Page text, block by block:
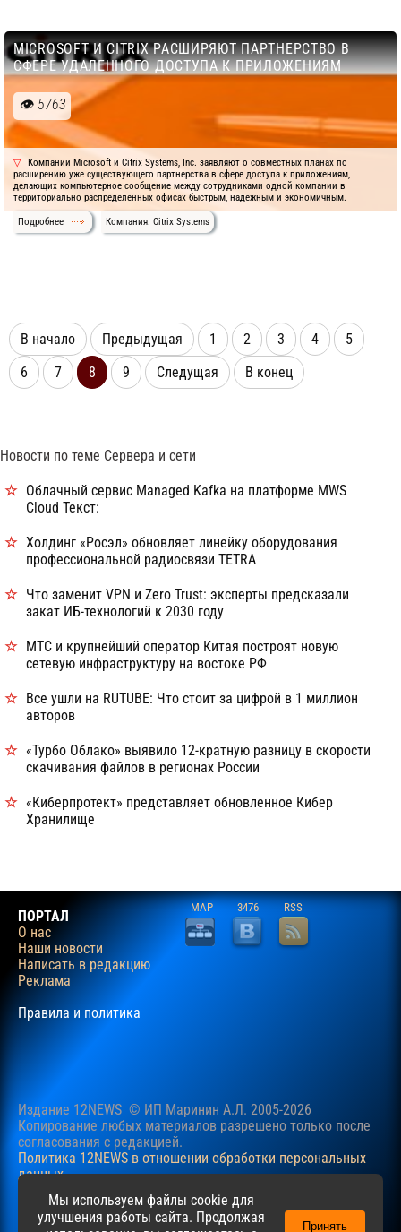
MICROSOFT И CITRIX РАСШИРЯЮТ ПАРТНЕРСТВО В
СФЕРЕ УДАЛЕННОГО ДОСТУПА К ПРИЛОЖЕНИЯМ
5763
Компании Microsoft и Citrix Systems, Inc. заявляют о совместных планах по
расширению уже существующего партнерства в сфере доступа к приложениям,
делающих компьютерное сообщение между сотрудниками одной компании в
территориально распределенных офисах быстрым, надежным и экономичным.
Подробнее Компания: Citrix Systems
В начало Предыдущая 1 2 3 4
5
6
7 8 9 Следущая В конец
Новости по теме Сервера и сети
Облачный сервис Managed Kafka на платформе MWS
Cloud Текст:
Холдинг «Росэл» обновляет линейку оборудования
профессиональной радиосвязи TETRA
Что заменит VPN и Zero Trust: эксперты предсказали
закат ИБ-технологий к 2030 году
МТС и крупнейший оператор Китая построят новую
сетевую инфраструктуру на востоке РФ
Все ушли на RUTUBE: Что стоит за цифрой в 1 миллион
авторов
«Турбо Облако» выявило 12-кратную разницу в скорости
скачивания файлов в регионах России
«Киберпротект» представляет обновленное Кибер
Хранилище
ПОРТАЛ
О нас
Наши новости
Написать в редакцию
Реклама
Правила и политика
MAP 3476 RSS
Издание 12NEWS © ИП Маринин А.Л. 2005-2026
Копирование любых материалов разрешено только после
согласования c редакцией.
Политика 12NEWS в отношении обработки персональных
данных
Наш сайт использует файлы cookie для учучшения
пользовательского опыта. Продолжая просматривать сайт,
Мы используем файлы cookie для
улучшения работы сайта. Продолжая
Принять